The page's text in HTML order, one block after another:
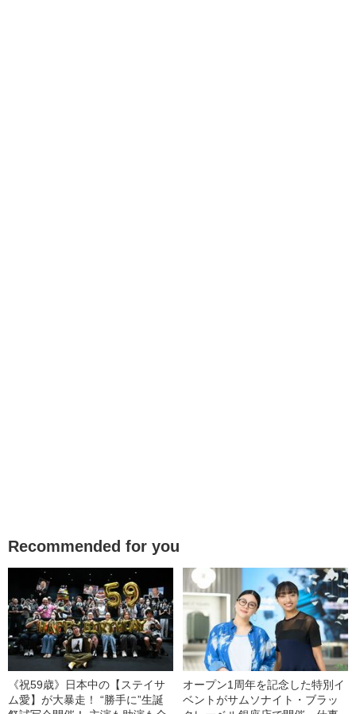
Recommended for you
《祝59歳》日本中の【ステイサ
ム愛】が大暴走！ “勝手に”生誕
オープン1周年を記念した特別イ
ベントがサムソナイト・ブラッ